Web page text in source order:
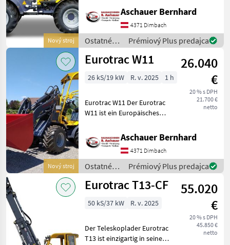
Nový stroj
der zweitgrößte seiner
Baureihe. Aufgrund seiner
kompakten Bauweise ist
der Eurotrac W12 Hoflade
Aschauer Bernhard
4371 Dimbach
Ostatné
poľnohospodárske
silové
Eurotrac
Prémiový Plus predajca
Nový stroj
Eurotrac W11
26.040
€
20 % s DPH
21.700 €
netto
26 kS/19 kW R. v. 2025 1 h
Eurotrac W11 Der Eurotrac
W11 ist ein Europäisches
kleinste seiner Baureihe.
Aufgrund seiner
kompakten Bauweise ist
der Eurotrac W11 Hoflad
Aschauer Bernhard
4371 Dimbach
Ostatné
poľnohospodárske
silové
Eurotrac
Prémiový Plus predajca
Eurotrac T13-CF
55.020
€
20 % s DPH
45.850 €
netto
50 kS/37 kW R. v. 2025
Der Teleskoplader Eurotrac
T13 ist einzigartig in seiner